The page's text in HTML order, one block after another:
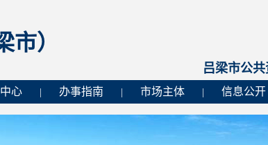
）
吕梁市公
心 办事指南 市场主体 信息公开